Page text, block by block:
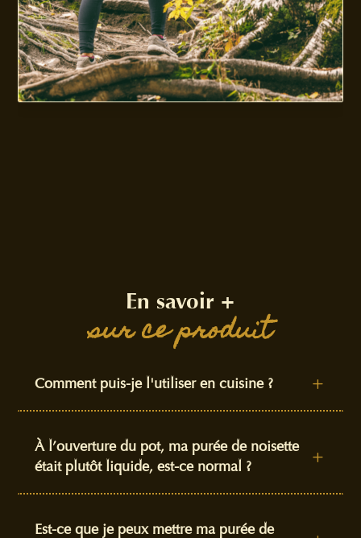
En savoir +
sur ce produit
Comment puis-je l'utiliser en cuisine ? L
À l’ouverture du pot, ma purée de noisette
était plutôt liquide, est-ce normal ?
L
Est-ce que je peux mettre ma purée de